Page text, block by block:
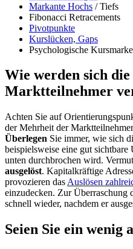
Markante Hochs / Tiefs
Fibonacci Retracements
Pivotpunkte
Kurslücken, Gaps
Psychologische
Wie werden sich
Marktteilnehmer
Achten Sie auf
der Mehrheit der
Überlegen Sie immer, wie sich
beispielsweise eine gut
unten durchbrochen wird.
ausgelöst. Kapitalkräftige
provozieren das Auslösen
einzudecken. Zur Überraschung
schnell wieder, nachdem er
Seien Sie ein wenig